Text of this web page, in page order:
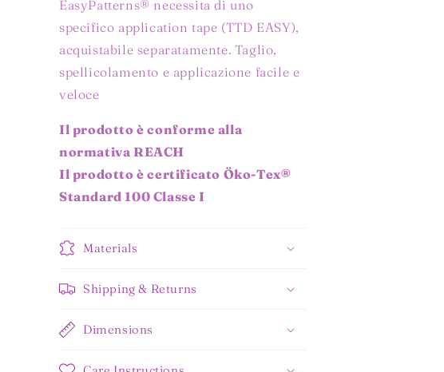
EasyPatterns® necessita di uno
specifico application tape (TTD EASY),
acquistabile separatamente. Taglio,
spellicolamento e applicazione facile e
veloce
Il prodotto è conforme alla
normativa REACH
Il prodotto è certificato Öko-Tex®
Standard 100 Classe I
Materials
Shipping & Returns
Dimensions